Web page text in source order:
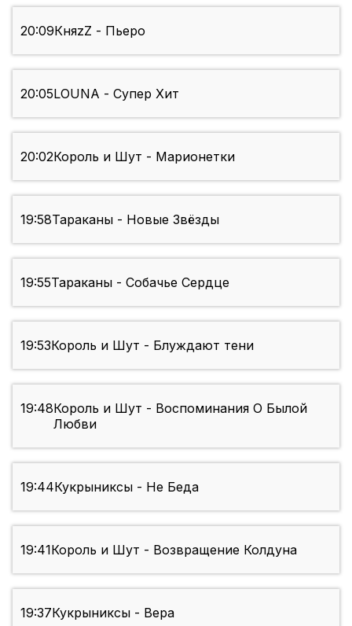
20:09КняzZ - Пьеро
20:05LOUNA - Супер Хит
20:02Король и Шут - Марионетки
19:58Тараканы - Новые Звёзды
19:55Тараканы - Собачье Сердце
19:53Король и Шут - Блуждают тени
19:48Король и Шут - Воспоминания О Былой
Любви
19:44Кукрыниксы - Не Беда
19:41Король и Шут - Возвращение Колдуна
19:37Кукрыниксы - Вера